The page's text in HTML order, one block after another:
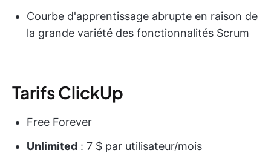
Courbe d'apprentissage abrupte en raison de
la grande variété des fonctionnalités Scrum
Tarifs ClickUp
Free Forever
Unlimited : 7 $ par utilisateur/mois